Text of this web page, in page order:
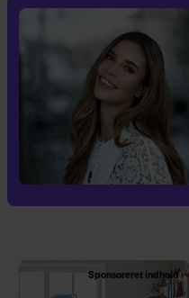
Sponsoreret indhold